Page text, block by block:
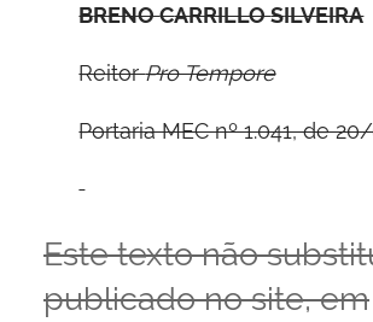
BRENOCARRILLOSILVEIRA
ReitorPro Tempore
Portaria MEC nº 1.041, de
Este texto não
publicado no site, em